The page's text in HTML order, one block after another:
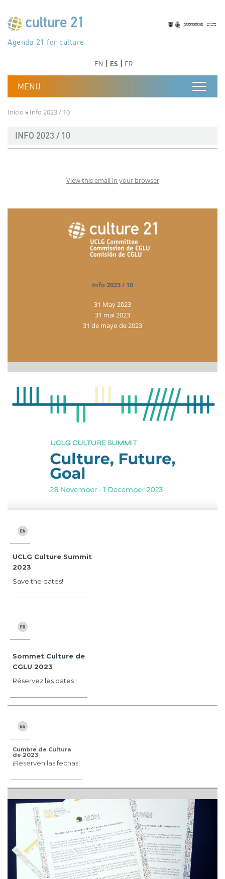
جدول أعمال القرن 21 للثقافة
Програма 21 за културата
Agenda 21 de la cultura
Agjenda 21 për kulturë
Agenda 21 van cultuur
Agenda 21 for culture
Kulturaren Agenda 21
Agenda 21 de la culture
Axenda 21 da cultura
Agenda 21 für Kultur
Agenda 21 della cultura
文化のためのアジェンダ21
دستورکار 21 برای فرهنگ
Agenda 21 dla kultury
Agenda 21 da cultura
Повестка дня 21 для культуры
Agenda 21 za kulturu
Agenda 21 de la cultura
Agenda 21 för kulturen
Kültür için Gündem 21
Порядок денний 21 для культури
EN ES FR
Ruta de navegación
Inicio Info 2023 / 10
INFO 2023 / 10
View this email in your browser
Info 2023 / 10
31 May 2023
31 mai 2023
31 de mayo de 2023
UCLG Culture Summit
2023
Save the dates!
Sommet Culture de
CGLU 2023
Réservez les dates !
Cumbre de Cultura
de 2023
¡Reserven las fechas!